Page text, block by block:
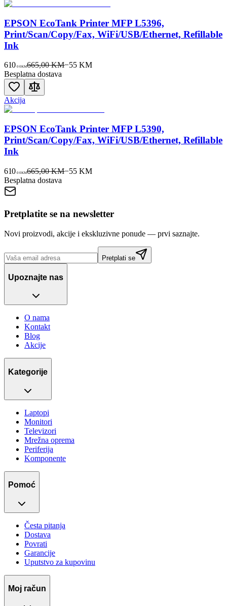
EPSON EcoTank Printer MFP L5396,
Print/Scan/Copy/Fax, WiFi/USB/Ethernet, Refillable
Ink
610 00KM665,00 KM−55 KM
Besplatna dostava
Akcija
EPSON EcoTank Printer MFP L5390,
Print/Scan/Copy/Fax, WiFi/USB/Ethernet, Refillable
Ink
610 00KM665,00 KM−55 KM
Besplatna dostava
Pretplatite se na newsletter
Novi proizvodi, akcije i ekskluzivne ponude — prvi saznajte.
Pretplati se
Upoznajte nas
O nama
Kontakt
Blog
Akcije
Kategorije
Laptopi
Monitori
Televizori
Mrežna oprema
Periferija
Komponente
Pomoć
Česta pitanja
Dostava
Povrati
Garancije
Uputstvo za kupovinu
Moj račun